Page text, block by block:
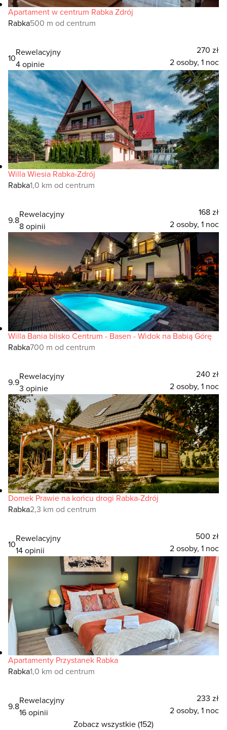
Apartament w centrum Rabka Zdrój
Rabka500 m od centrum
10
Rewelacyjny
4 opinie
270 zł
2 osoby, 1 noc
Willa Wiesia Rabka-Zdrój
Rabka1,0 km od centrum
9.8
Rewelacyjny
8 opinii
168 zł
2 osoby, 1 noc
Willa Bania blisko Centrum - Basen - Widok na Babią Górę
Rabka700 m od centrum
9.9
Rewelacyjny
3 opinie
240 zł
2 osoby, 1 noc
Domek Prawie na końcu drogi Rabka-Zdrój
Rabka2,3 km od centrum
10
Rewelacyjny
14 opinii
500 zł
2 osoby, 1 noc
Apartamenty Przystanek Rabka
Rabka1,0 km od centrum
9.8
Rewelacyjny
16 opinii
233 zł
2 osoby, 1 noc
Zobacz wszystkie (152)